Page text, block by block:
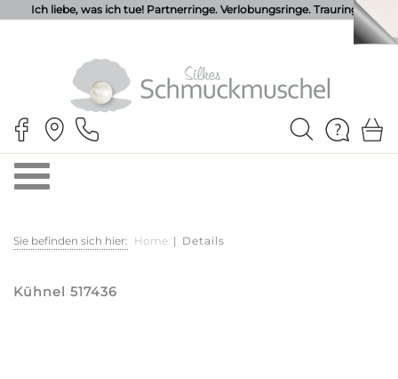
Ich liebe, was ich tue! Partnerringe. Verlobungsringe. Trauringe.
Sie befinden sich hier: Home | Details
Kühnel 517436